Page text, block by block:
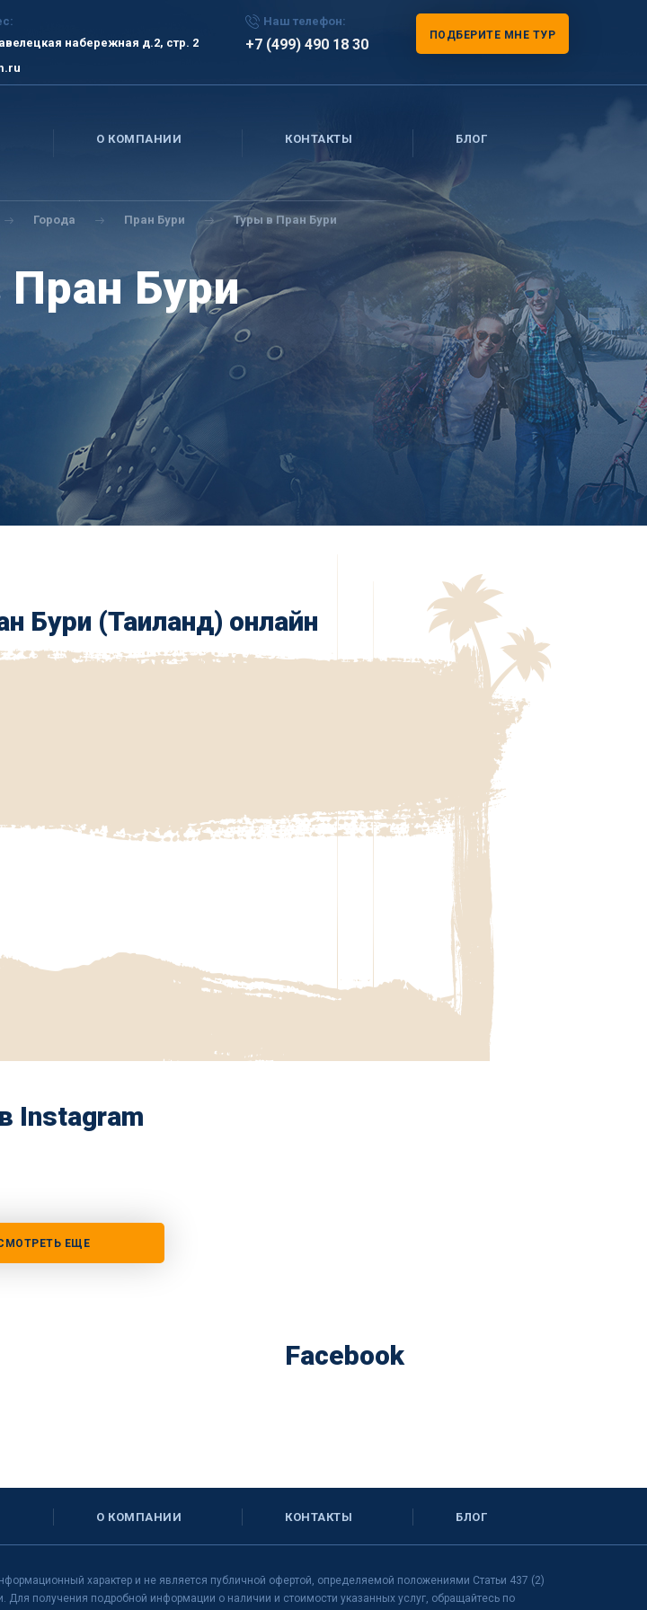
набережная д.2, стр. 2
Наш телефон:
+7 (499) 490 18 30
ПОДБЕРИТЕ МНЕ ТУР
О КОМПАНИИ КОНТАКТЫ БЛОГ
Города Пран Бури Туры в Пран Бури
Бури
Бури (Таиланд) онлайн
Instagram
ЕЩЕ
Facebook
О КОМПАНИИ КОНТАКТЫ БЛОГ
характер и не является публичной офертой, определяемой положениями Статьи 437 (2)
Для получения подробной информации о наличии и стоимости указанных услуг, обращайтесь по